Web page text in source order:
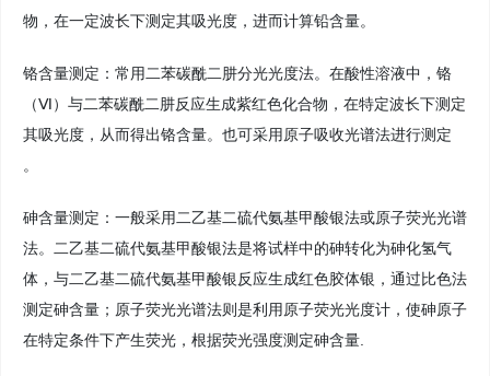
物，在一定波长下测定其吸光度，进而计算铅含量。
铬含量测定：常用二苯碳酰二肼分光光度法。在酸性溶液中，铬
（Ⅵ）与二苯碳酰二肼反应生成紫红色化合物，在特定波长下测定
其吸光度，从而得出铬含量。也可采用原子吸收光谱法进行测定
。
砷含量测定：一般采用二乙基二硫代氨基甲酸银法或原子荧光光谱
法。二乙基二硫代氨基甲酸银法是将试样中的砷转化为砷化氢气
体，与二乙基二硫代氨基甲酸银反应生成红色胶体银，通过比色法
测定砷含量；原子荧光光谱法则是利用原子荧光光度计，使砷原子
在特定条件下产生荧光，根据荧光强度测定砷含量.